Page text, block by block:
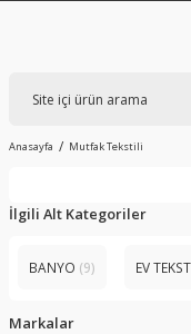
Anasayfa Mutfak Tekstili
İlgili Alt Kategoriler
BANYO (9) EV
Markalar